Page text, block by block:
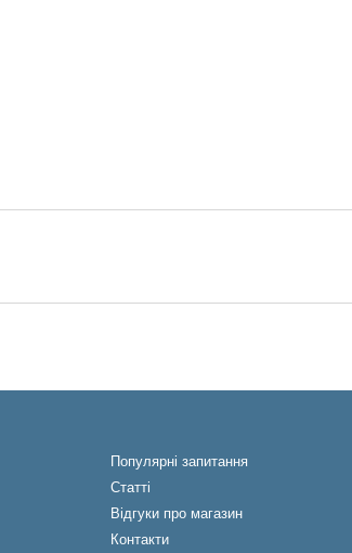
Популярні запитання
Статті
Відгуки про магазин
Контакти